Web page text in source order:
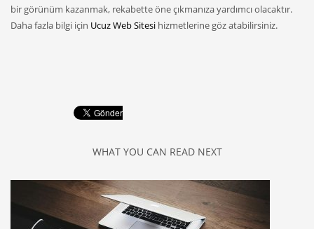
bir görünüm kazanmak, rekabette öne çıkmanıza yardımcı olacaktır.
Daha fazla bilgi için Ucuz Web Sitesi hizmetlerine göz atabilirsiniz.
WHAT YOU CAN READ NEXT